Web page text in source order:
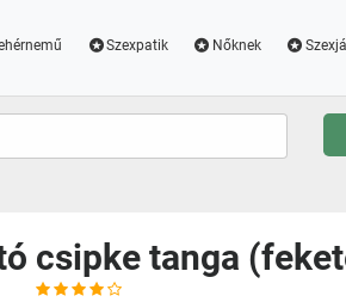
Szexpatik Nőknek
csipke tanga